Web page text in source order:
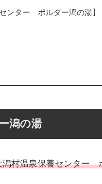
ンター ポルダー潟の湯】
潟の湯
潟村温泉保養センター